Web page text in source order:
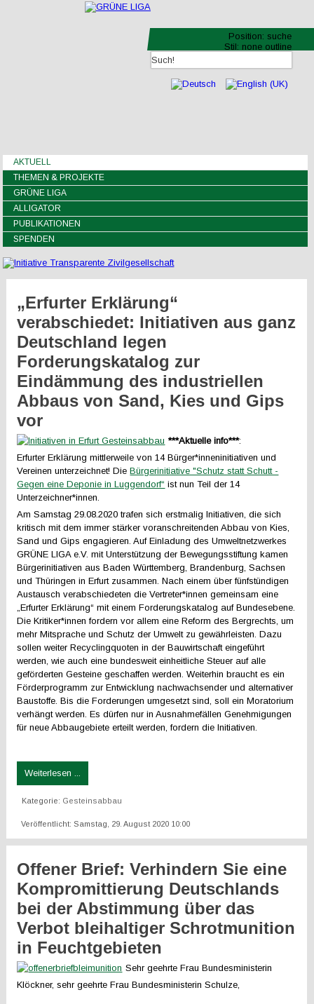
Position: suche
Stil: none outline
AKTUELL
THEMEN & PROJEKTE
GRÜNE LIGA
ALLIGATOR
PUBLIKATIONEN
SPENDEN
„Erfurter Erklärung“
verabschiedet: Initiativen aus ganz
Deutschland legen
Forderungskatalog zur
Eindämmung des industriellen
Abbaus von Sand, Kies und Gips
vor
***Aktuelle info***:
Erfurter Erklärung mittlerweile von 14 Bürger*inneninitiativen und
Vereinen unterzeichnet! DieBürgerinitiative "Schutz statt Schutt -
Gegen eine Deponie in Luggendorf“ ist nun Teil der 14
Unterzeichner*innen.
Am Samstag 29.08.2020 trafen sich erstmalig Initiativen, die sich
kritisch mit dem immer stärker voranschreitenden Abbau von Kies,
Sand und Gips engagieren. Auf Einladung des Umweltnetzwerkes
GRÜNE LIGA e.V. mit Unterstützung der Bewegungsstiftung kamen
Bürgerinitiativen aus Baden Württemberg, Brandenburg, Sachsen
und Thüringen in Erfurt zusammen. Nach einem über fünfstündigen
Austausch verabschiedeten die Vertreter*innen gemeinsam eine
„Erfurter Erklärung“ mit einem Forderungskatalog auf Bundesebene.
Die Kritiker*innen fordern vor allem eine Reform des Bergrechts, um
mehr Mitsprache und Schutz der Umwelt zu gewährleisten. Dazu
sollen weiter Recyclingquoten in der Bauwirtschaft eingeführt
werden, wie auch eine bundesweit einheitliche Steuer auf alle
geförderten Gesteine geschaffen werden. Weiterhin braucht es ein
Förderprogramm zur Entwicklung nachwachsender und alternativer
Baustoffe. Bis die Forderungen umgesetzt sind, soll ein Moratorium
verhängt werden. Es dürfen nur in Ausnahmefällen Genehmigungen
für neue Abbaugebiete erteilt werden, fordern die Initiativen.
Weiterlesen ...
Kategorie: Gesteinsabbau
Veröffentlicht: Samstag, 29. August 2020 10:00
Offener Brief: Verhindern Sie eine
Kompromittierung Deutschlands
bei der Abstimmung über das
Verbot bleihaltiger Schrotmunition
in Feuchtgebieten
Sehr geehrte Frau Bundesministerin
Klöckner, sehr geehrte Frau Bundesministerin Schulze,